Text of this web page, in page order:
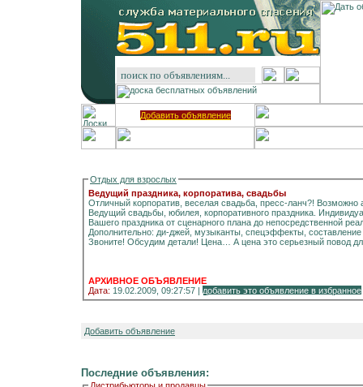
Добавить объявление
Отдых для взрослых
Ведущий праздника, корпоратива, свадьбы
Отличный корпоратив, веселая свадьба, пресс-ланч?!
Ведущий свадьбы, юбилея, корпоративного праздника.
Вашего праздника от сценарного плана до непосредственной
Дополнительно: ди-джей, музыканты, спецэффекты,
Звоните! Обсудим детали! Цена… А цена это серьезный повод
АРХИВНОЕ ОБЪЯВЛЕНИЕ
Дата: 19.02.2009, 09:27:57 | добавить это объявление в избранное
Добавить объявление
Последние объявления: